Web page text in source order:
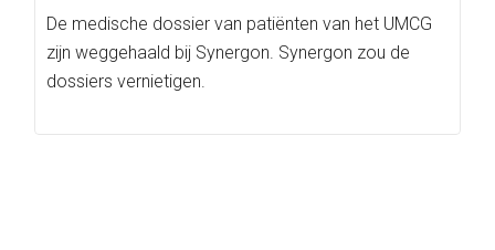
De medische dossier van patiënten van het UMCG
zijn weggehaald bij Synergon. Synergon zou de
dossiers vernietigen.